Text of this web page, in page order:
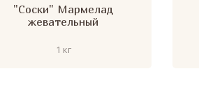
"Соски" Мармелад
жевательный
1 кг